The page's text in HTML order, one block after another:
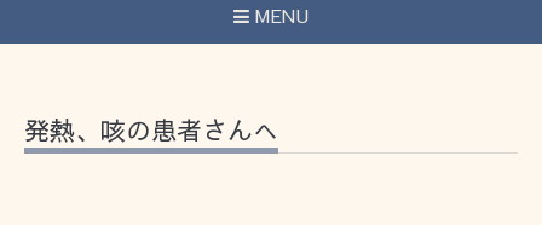
MENU
発熱、咳の患者さんへ